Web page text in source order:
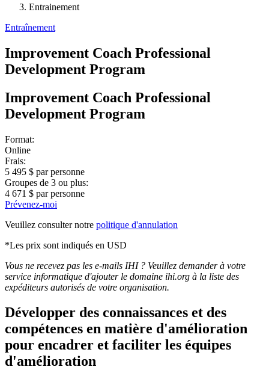
Entrainement
Entraînement
Improvement Coach Professional
Development Program
Improvement Coach Professional
Development Program
Format:
Online
Frais:
5 495 $ par personne
Groupes de 3 ou plus:
4 671 $ par personne
Prévenez-moi
Veuillez consulter notre politique d'annulation
*Les prix sont indiqués en USD
Vous ne recevez pas les e-mails IHI ? Veuillez demander à votre
service informatique d'ajouter le domaine ihi.org à la liste des
expéditeurs autorisés de votre organisation.
Développer des connaissances et des
compétences en matière d'amélioration
pour encadrer et faciliter les équipes
d'amélioration